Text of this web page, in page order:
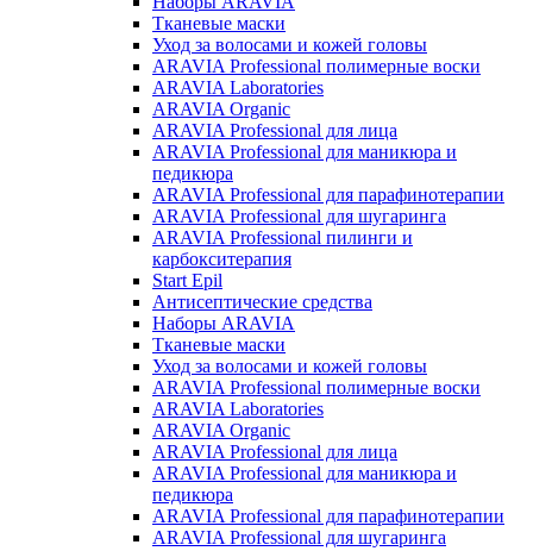
Тканевые маски
Уход за волосами и кожей головы
ARAVIA Professional полимерные воски
ARAVIA Laboratories
ARAVIA Organic
ARAVIA Professional для лица
ARAVIA Professional для маникюра и
педикюра
ARAVIA Professional для парафинотерапии
ARAVIA Professional для шугаринга
ARAVIA Professional пилинги и
карбокситерапия
Start Epil
Антисептические средства
Наборы ARAVIA
Тканевые маски
Уход за волосами и кожей головы
ARAVIA Professional полимерные воски
ARAVIA Laboratories
ARAVIA Organic
ARAVIA Professional для лица
ARAVIA Professional для маникюра и
педикюра
ARAVIA Professional для парафинотерапии
ARAVIA Professional для шугаринга